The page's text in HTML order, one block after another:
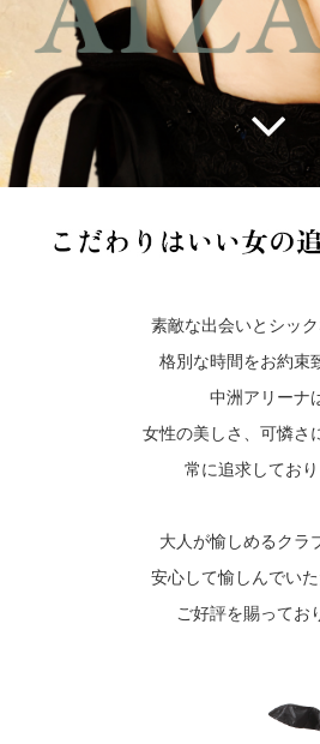
素敵な出会いとシッ
格別な時間をお約束
中洲アリーナ
女性の美しさ、可憐さ
常に追求してお
大人が愉しめるクラ
安心して愉しんでい
ご好評を賜ってお